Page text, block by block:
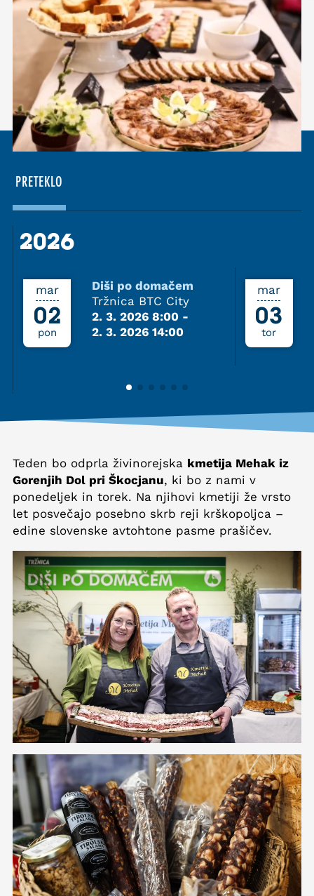
PRETEKLO
2026
2026
mar
02
pon
Diši po domačem
Tržnica BTC City
2. 3. 2026 8:00 -
2. 3. 2026 14:00
mar
03
tor
Teden bo odprla živinorejska kmetija Mehak iz
Gorenjih Dol pri Škocjanu, ki bo z nami v
ponedeljek in torek. Na njihovi kmetiji že vrsto
let posvečajo posebno skrb reji krškopoljca –
edine slovenske avtohtone pasme prašičev.